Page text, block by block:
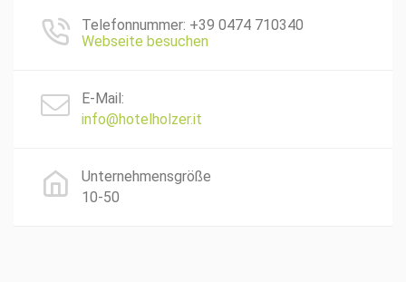
Telefonnummer: +39 0474 710340
Webseite besuchen
E-Mail:
info@hotelholzer.it
Unternehmensgröße
10-50